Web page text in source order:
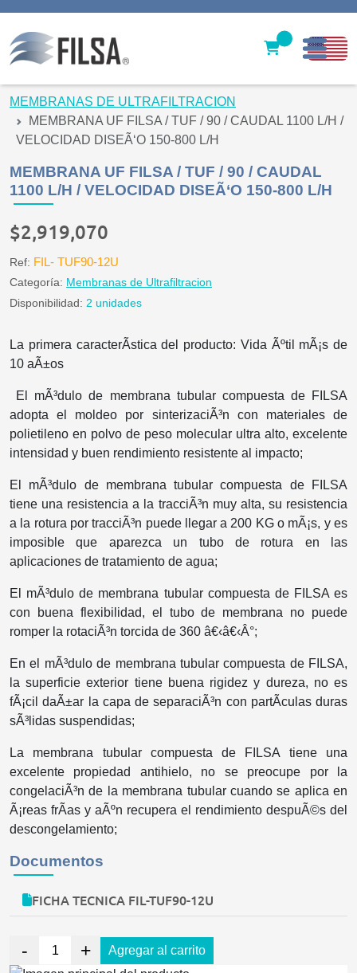
Inicio
Nuestras Soluciones
Filter caps
Contáctenos
gerencia@filsawater.com
MEMBRANAS DE ULTRAFILTRACION
MEMBRANA UF FILSA / TUF / 90 / CAUDAL 1100 L/H /
VELOCIDAD DISEÃ‘O 150-800 L/H
MEMBRANA UF FILSA / TUF / 90 / CAUDAL
1100 L/H / VELOCIDAD DISEÃ‘O 150-800 L/H
$2,919,070
Ref: FIL- TUF90-12U
Categoría: Membranas de Ultrafiltracion
Disponibilidad: 2 unidades
La primera caracterÃ­stica del producto: Vida Ãºtil mÃ¡s de
10 aÃ±os
El mÃ³dulo de membrana tubular compuesta de FILSA
adopta el moldeo por sinterizaciÃ³n con materiales de
polietileno en polvo de peso molecular ultra alto, excelente
intensidad y buen rendimiento resistente al impacto;
El mÃ³dulo de membrana tubular compuesta de FILSA
tiene una resistencia a la tracciÃ³n muy alta, su resistencia
a la rotura por tracciÃ³n puede llegar a 200 KG o mÃ¡s, y es
imposible que aparezca un tubo de rotura en las
aplicaciones de tratamiento de agua;
El mÃ³dulo de membrana tubular compuesta de FILSA es
con buena flexibilidad, el tubo de membrana no puede
romper la rotaciÃ³n torcida de 360 â€‹â€‹Â°;
En el mÃ³dulo de membrana tubular compuesta de FILSA,
la superficie exterior tiene buena rigidez y dureza, no es
fÃ¡cil daÃ±ar la capa de separaciÃ³n con partÃ­culas duras
sÃ³lidas suspendidas;
La membrana tubular compuesta de FILSA tiene una
excelente propiedad antihielo, no se preocupe por la
congelaciÃ³n de la membrana tubular cuando se aplica en
Ã¡reas frÃ­as y aÃºn recupera el rendimiento despuÃ©s del
descongelamiento;
Documentos
FICHA TECNICA FIL-TUF90-12U
- + Agregar al carrito